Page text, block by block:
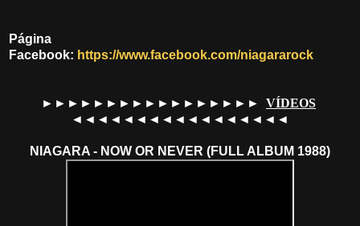
Página
Facebook: https://www.facebook.com/niagararock
►►►►►►►►►►►►►►►►► VÍDEOS
◄◄◄◄◄◄◄◄◄◄◄◄◄◄◄◄◄
NIAGARA - NOW OR NEVER (FULL ALBUM 1988)